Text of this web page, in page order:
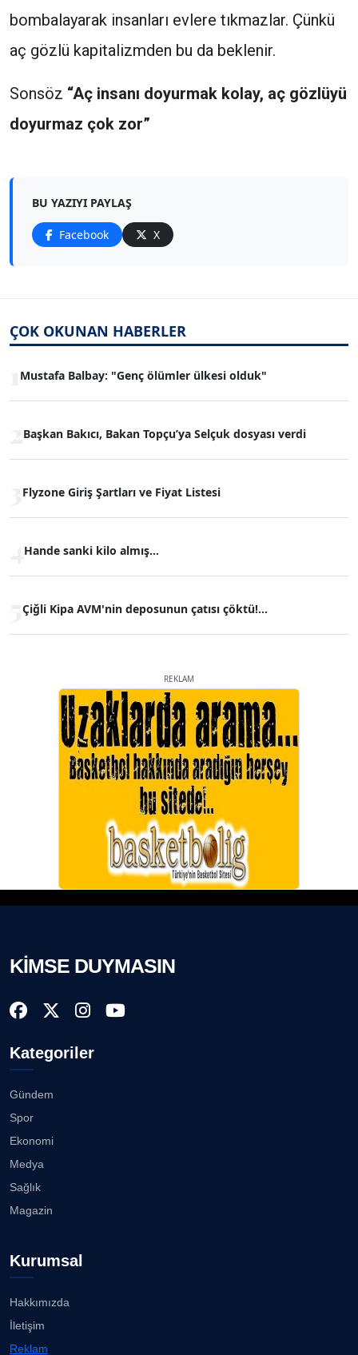
bombalayarak insanları evlere tıkmazlar. Çünkü
aç gözlü kapitalizmden bu da beklenir.
Sonsöz “Aç insanı doyurmak kolay, aç gözlüyü
doyurmaz çok zor”
BU YAZIYI PAYLAŞ
Facebook X
ÇOK OKUNAN HABERLER
Mustafa Balbay: "Genç ölümler ülkesi olduk"
Başkan Bakıcı, Bakan Topçu’ya Selçuk dosyası verdi
Flyzone Giriş Şartları ve Fiyat Listesi
Hande sanki kilo almış...
Çiğli Kipa AVM'nin deposunun çatısı çöktü!...
REKLAM
KİMSE DUYMASIN
Kategoriler
Gündem
Spor
Ekonomi
Medya
Sağlık
Magazin
Kurumsal
Hakkımızda
İletişim
Reklam